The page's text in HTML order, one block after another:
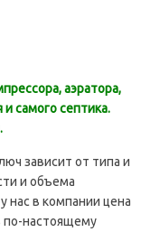
аэратора,
самого септика.
зависит от типа и
и объема
нас в компании цена
по-настоящему